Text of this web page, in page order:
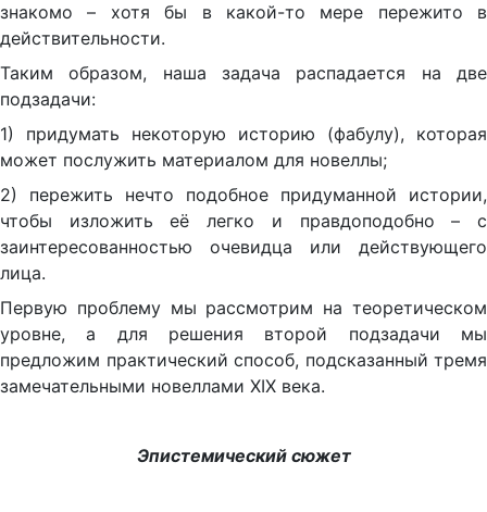
знакомо – хотя бы в какой-то мере пережито в
действительности.
Таким образом, наша задача распадается на две
подзадачи:
1) придумать некоторую историю (фабулу), которая
может послужить материалом для новеллы;
2) пережить нечто подобное придуманной истории,
чтобы изложить её легко и правдоподобно – с
заинтересованностью очевидца или действующего
лица.
Первую проблему мы рассмотрим на теоретическом
уровне, а для решения второй подзадачи мы
предложим практический способ, подсказанный тремя
замечательными новеллами XIX века.
Эпистемический сюжет